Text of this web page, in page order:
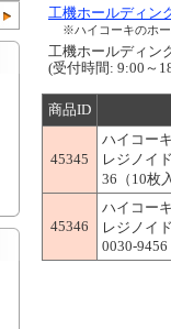
工機ホールディン
※ハイコーキのホー
工機ホールディン
(受付時間: 9:00～
商品ID
45345
ハイコーキ
レジノイ
36（10枚
45346
ハイコーキ
レジノイ
0030-9456